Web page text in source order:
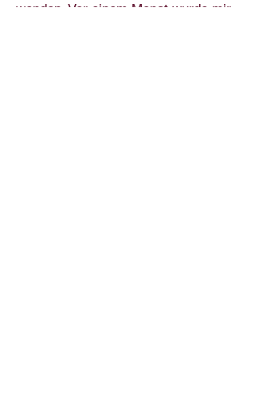
wenden. Vor einem Monat wurde mir